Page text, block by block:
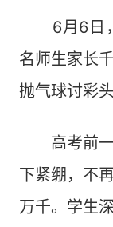
6月6日，
名师生家长
抛气球讨彩头
高考前一
下紧绷，不
万千。学生